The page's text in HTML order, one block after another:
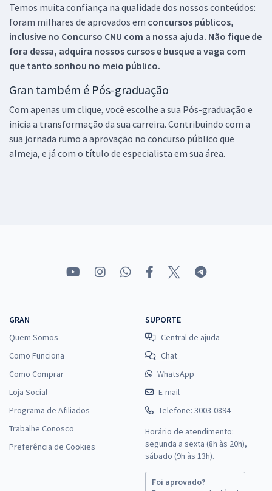
Temos muita confiança na qualidade dos nossos conteúdos:
foram milhares de aprovados em concursos públicos,
inclusive no Concurso CNU com a nossa ajuda. Não fique de
fora dessa, adquira nossos cursos e busque a vaga com
que tanto sonhou no meio público.
Gran também é Pós-graduação
Com apenas um clique, você escolhe a sua Pós-graduação e
inicia a transformação da sua carreira. Contribuindo com a
sua jornada rumo a aprovação no concurso público que
almeja, e já com o título de especialista em sua área.
GRAN
Quem Somos
Como Funciona
Como Comprar
Loja Social
Programa de Afiliados
Trabalhe Conosco
Preferência de Cookies
SUPORTE
Central de ajuda
Chat
WhatsApp
E-mail
Telefone: 3003-0894
Horário de atendimento:
segunda a sexta (8h às 20h),
sábado (9h às 13h).
Foi aprovado?